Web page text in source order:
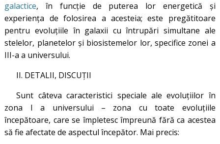
galactice, în funcție de puterea lor energetică și
experiența de folosirea a acesteia; este pregătitoare
pentru evoluțiile în galaxii cu întrupări simultane ale
stelelor, planetelor și biosistemelor lor, specifice zonei a
III-a a universului.
II. DETALII, DISCUȚII
Sunt câteva caracteristici speciale ale evoluțiilor în
zona I a universului – zona cu toate evoluțiile
începătoare, care se împletesc împreună fără ca acestea
să fie afectate de aspectul începător. Mai precis: